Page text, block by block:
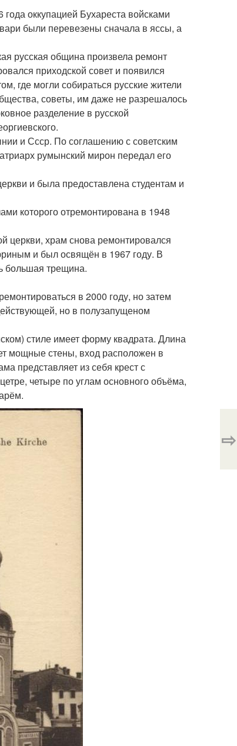
оккупацией Бухареста войсками
были перевезены сначала в яссы, а
русская община произвела ремонт
приходской совет и появился
где могли собираться русские жители
советы, им даже не разрешалось
разделение в русской
и Ссср. По соглашению с советским
румынский мирон передал его
и была предоставлена студентам и
которого отремонтирована в 1948
церкви, храм снова ремонтировался
и был освящён в 1967 году. В
большая трещина.
в 2000 году, но затем
но в полузапущеном
стиле имеет форму квадрата. Длина
мощные стены, вход расположен в
представляет из себя крест с
четыре по углам основного объёма,
⇨